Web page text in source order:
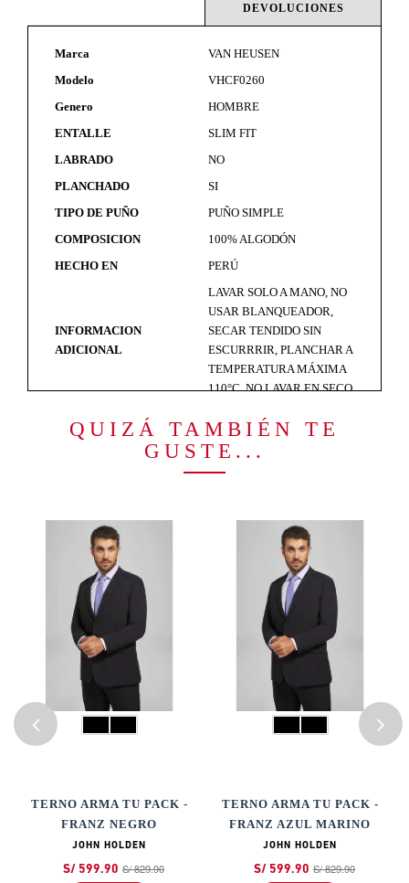
DEVOLUCIONES
Marca
VAN HEUSEN
Modelo
VHCF0260
Genero
HOMBRE
ENTALLE
SLIM FIT
LABRADO
NO
PLANCHADO
SI
TIPO DE PUÑO
PUÑO SIMPLE
COMPOSICION
100% ALGODÓN
HECHO EN
PERÚ
INFORMACION
ADICIONAL
LAVAR SOLO A MANO, NO
USAR BLANQUEADOR,
SECAR TENDIDO SIN
ESCURRRIR, PLANCHAR A
TEMPERATURA MÁXIMA
110°C, NO LAVAR EN SECO
QUIZÁ TAMBIÉN TE
GUSTE...
TERNO ARMA TU PACK -
FRANZ NEGRO
JOHN HOLDEN
S/ 599.90 S/ 829.90
TERNO ARMA TU PACK -
FRANZ AZUL MARINO
JOHN HOLDEN
S/ 599.90 S/ 829.90